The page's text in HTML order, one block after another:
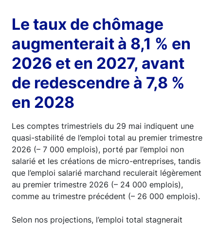
Le taux de chômage
augmenterait à 8,1 % en
2026 et en 2027, avant
de redescendre à 7,8 %
en 2028
Les comptes trimestriels du 29 mai indiquent une
quasi-stabilité de l’emploi total au premier trimestre
2026 (– 7 000 emplois), porté par l’emploi non
salarié et les créations de micro-entreprises, tandis
que l’emploi salarié marchand reculerait légèrement
au premier trimestre 2026 (– 24 000 emplois),
comme au trimestre précédent (– 26 000 emplois).
Selon nos projections, l’emploi total stagnerait